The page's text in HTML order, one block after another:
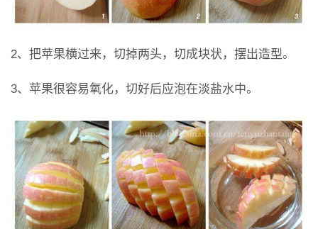
2、把苹果横过来，切掉两头，切成块状，摆出造型。
3、苹果很容易氧化，切好后应泡在淡盐水中。